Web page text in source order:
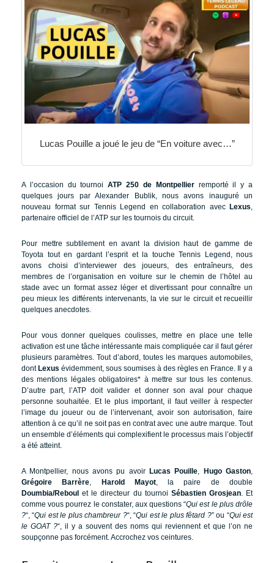
Lucas Pouille a joué le jeu de “En voiture avec…”
A l’occasion du tournoiATP 250 de Montpellierremporté il y a
quelques jours par Alexander Bublik, nous avons inauguré un
nouveau format sur Tennis Legend en collaboration avec Lexus,
partenaire officiel de l’ATP sur les tournois du circuit.
Pour mettre subtilement en avant la division haut de gamme de
Toyota tout en gardant l’esprit et la touche Tennis Legend, nous
avons choisi d’interviewer des joueurs, des entraîneurs, des
membres de l’organisation en voiture sur le chemin de l’hôtel au
stade avec un format assez léger et divertissant pour connaître un
peu mieux les différents intervenants, la vie sur le circuit et recueillir
quelques anecdotes.
Pour vous donner quelques coulisses, mettre en place une telle
activation est une tâche intéressante mais compliquée car il faut gérer
plusieurs paramètres. Tout d’abord, toutes les marques automobiles,
dont Lexus évidemment, sous soumises à des règles en France. Il y a
des mentions légales obligatoires* à mettre sur tous les contenus.
D’autre part, l’ATP doit valider et donner son aval pour chaque
personne souhaitée. Et le plus important, il faut veiller à respecter
l’image du joueur ou de l’intervenant, avoir son autorisation, faire
attention à ce qu’il ne soit pas en contrat avec une autre marque. Tout
un ensemble d’éléments qui complexifient le processus mais l’objectif
a été atteint.
A Montpellier, nous avons pu avoir Lucas Pouille, Hugo Gaston,
Grégoire Barrère, Harold Mayot, la paire de double
Doumbia/Reboul et le directeur du tournoi Sébastien Grosjean. Et
comme vous pourrez le constater, aux questions “Qui est le plus drôle
?“, “Qui est le plus chambreur ?“, “Qui est le plus fêtard ?” ou “Qui est
le GOAT ?“, il y a souvent des noms qui reviennent et que l’on ne
soupçonne pas forcément. Accrochez vos ceintures.